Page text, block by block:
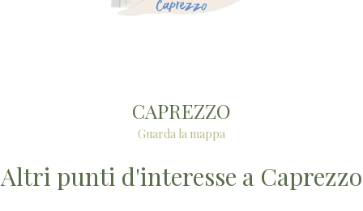
CAPREZZO
Guarda la mappa
Altri punti d'interesse a Caprezzo